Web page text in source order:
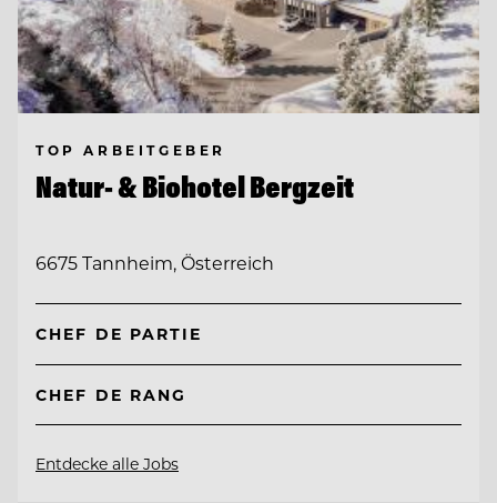
TOP ARBEITGEBER
Natur- & Biohotel Bergzeit
6675 Tannheim, Österreich
CHEF DE PARTIE
CHEF DE RANG
Entdecke alle Jobs